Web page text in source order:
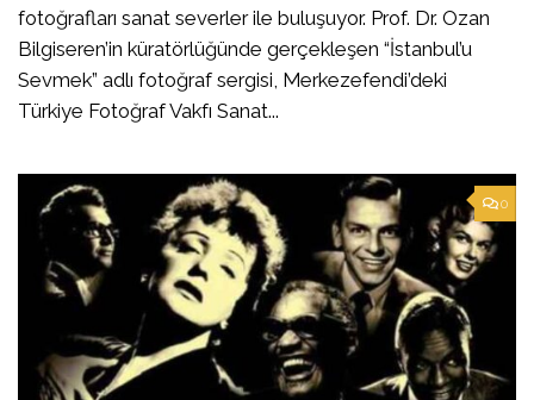
fotoğrafları sanat severler ile buluşuyor. Prof. Dr. Ozan
Bilgiseren’in küratörlüğünde gerçekleşen “İstanbul’u
Sevmek” adlı fotoğraf sergisi, Merkezefendi’deki
Türkiye Fotoğraf Vakfı Sanat...
0